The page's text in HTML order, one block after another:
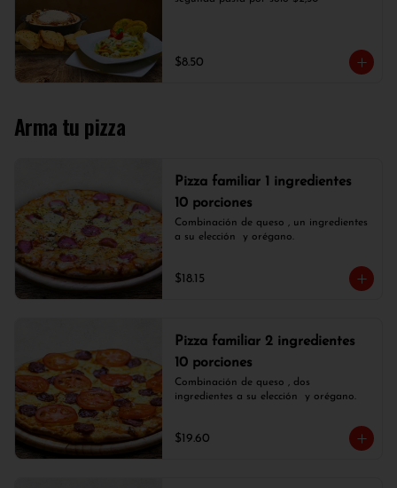
$8.50
Arma tu pizza
Pizza familiar 1 ingredientes
10 porciones
Combinación de queso , un ingredientes
a su elección  y orégano.
$18.15
Pizza familiar 2 ingredientes
10 porciones
Combinación de queso , dos
ingredientes a su elección  y orégano.
$19.60